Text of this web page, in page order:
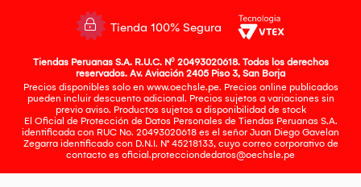
Tienda 100% Segura
Tiendas Peruanas S.A. R.U.C. Nº 20493020618. Todos los derechos
reservados. Av. Aviación 2405 Piso 3, San Borja
Precios disponibles solo en www.oechsle.pe. Precios online publicados
pueden incluir descuento adicional. Precios sujetos a variaciones sin
previo aviso. Productos sujetos a disponibilidad de stock
El Oficial de Protección de Datos Personales de Tiendas Peruanas S.A.
identificada con RUC No. 20493020618 es el señor Juan Diego Gavelan
Zegarra identificado con D.N.I. N° 45218133, cuyo correo corporativo de
contacto es oficial.protecciondedatos@oechsle.pe